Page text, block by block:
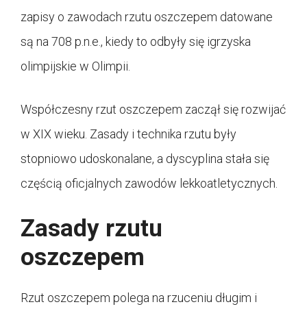
zapisy o zawodach rzutu oszczepem datowane
są na 708 p.n.e., kiedy to odbyły się igrzyska
olimpijskie w Olimpii.
Współczesny rzut oszczepem zaczął się rozwijać
w XIX wieku. Zasady i technika rzutu były
stopniowo udoskonalane, a dyscyplina stała się
częścią oficjalnych zawodów lekkoatletycznych.
Zasady rzutu
oszczepem
Rzut oszczepem polega na rzuceniu długim i